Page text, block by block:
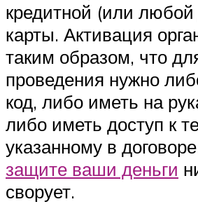
кредитной (или любой
карты. Активация
таким образом, что
проведения нужно
код, либо иметь на
либо иметь доступ к
указанному в
защите ваши деньги
сворует.